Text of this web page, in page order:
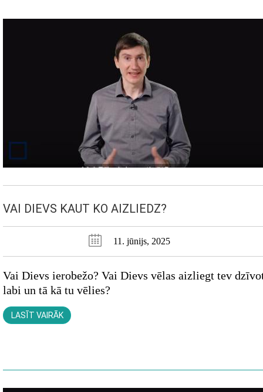
VAI DIEVS KAUT KO AIZLIEDZ?
11. jūnijs, 2025
Vai Dievs ierobežo? Vai Dievs vēlas aizliegt tev
labi un tā kā tu vēlies?
LASĪT VAIRĀK